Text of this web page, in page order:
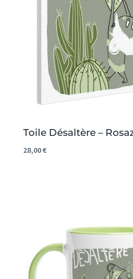
Toile Désaltère –
28,00€